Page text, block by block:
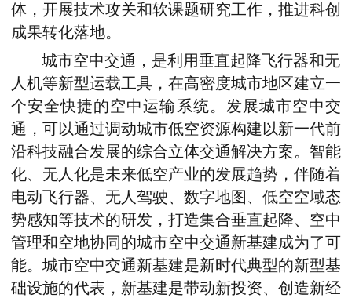
体，开展技术攻关和软课题研究工作，推进科创
成果转化落地。
城市空中交通，是利用垂直起降飞行器和无
人机等新型运载工具，在高密度城市地区建立一
个安全快捷的空中运输系统。发展城市空中交
通，可以通过调动城市低空资源构建以新一代前
沿科技融合发展的综合立体交通解决方案。智能
化、无人化是未来低空产业的发展趋势，伴随着
电动飞行器、无人驾驶、数字地图、低空空域态
势感知等技术的研发，打造集合垂直起降、空中
管理和空地协同的城市空中交通新基建成为了可
能。城市空中交通新基建是新时代典型的新型基
础设施的代表，新基建是带动新投资、创造新经